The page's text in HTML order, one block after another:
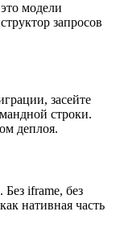
модели
запросов
засейте
строки.
деплоя.
iframe, без
нативная часть